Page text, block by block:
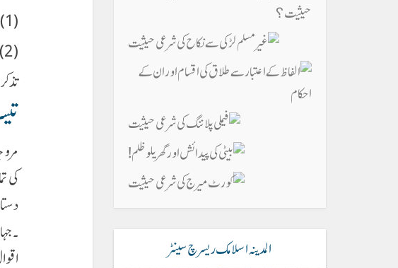
(1)سود اور اس کی اقسام(اس اصول کی پابندی پر بھی بحث کرتے ہوئے)اس کی حرمت کو بیان کیا گیا ہے۔
(2)غرر(دھوکہ ) (اس اصول کی پابندی پر بھی بحث کرتے ہوئے) اس کی وجہ سے شرعا ًممنوع بیوع کا بھی
المدینہ اسلامک ریسرچ سینٹر